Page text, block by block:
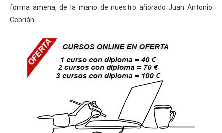
forma amena, de la mano de nuestro añorado Juan Antonio
Cebrián